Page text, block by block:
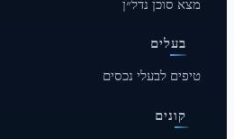
מצא סוכן נדל״ן
בעלים
טיפים לבעלי נכסים
קונים